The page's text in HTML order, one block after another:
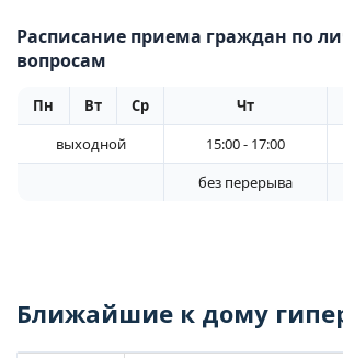
Расписание приема граждан по
вопросам
Пн Вт Ср Чт
выходной
15:00 - 17:00
без перерыва
Ближайшие к дому